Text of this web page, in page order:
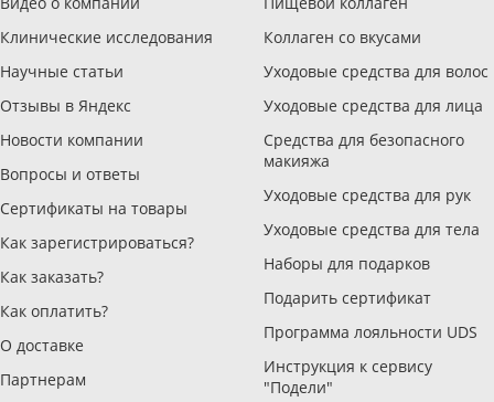
Клинические исследования
Научные статьи
Отзывы в Яндекс
Новости компании
Вопросы и ответы
Сертификаты на товары
Как зарегистрироваться?
Как заказать?
Как оплатить?
О доставке
Партнерам
Коллаген со вкусами
Уходовые средства для волос
Уходовые средства для лица
Средства для безопасного
макияжа
Уходовые средства для рук
Уходовые средства для тела
Наборы для подарков
Подарить сертификат
Программа лояльности UDS
Инструкция к сервису
"Подели"